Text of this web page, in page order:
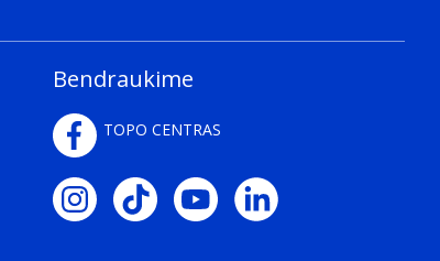
Bendraukime
TOPO CENTRAS